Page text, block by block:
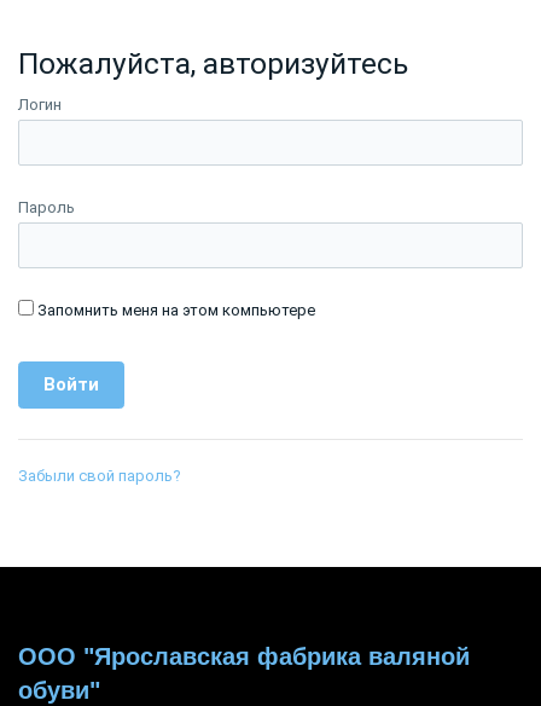
Пожалуйста, авторизуйтесь
Логин
Пароль
Запомнить меня на этом компьютере
Забыли свой пароль?
ООО "Ярославская фабрика валяной
обуви"